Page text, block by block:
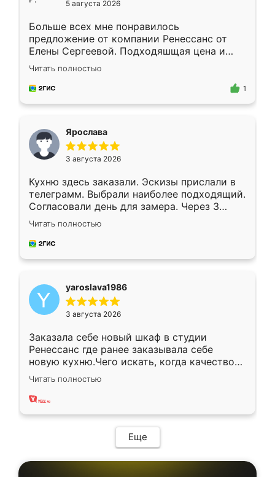
5 августа 2026
Больше всех мне понравилось
предложение от компании Ренессанс от
Елены Сергеевой. Подходяшщая цена и
короткие сроки изготовления. Приехавший
для замера сотрудник Владислав
предложил по моему эскизу самый
Читать полностью
1
Ярослава
3 августа 2026
Кухню здесь заказали. Эскизы прислали в
телеграмм. Выбрали наиболее подходящий.
Согласовали день для замера. Через 3
недели кухня была уже готова. Остались
довольны работой. Спасибо Ренессанс
мебель за качественную работу!
Читать полностью
yaroslava1986
3 августа 2026
Заказала себе новый шкаф в студии
Ренессанс где ранее заказывала себе
новую кухню.Чего искать, когда качеством
вполне довольна. Служит кухня уже почти
два года, нареканий нет.
Читать полностью
Еще